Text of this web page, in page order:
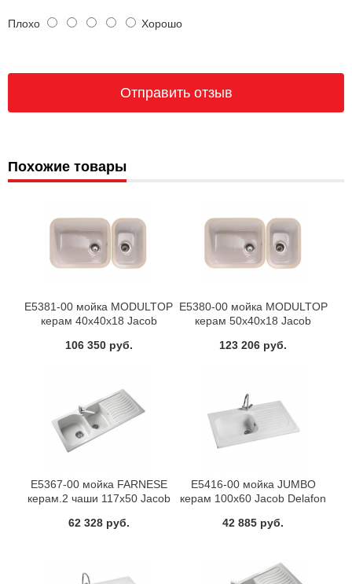
Плохо Хорошо
Похожие товары
E5381-00 мойка MODULTOP
керам 40х40х18 Jacob
106 350 руб.
E5380-00 мойка MODULTOP
керам 50х40х18 Jacob
123 206 руб.
E5367-00 мойка FARNESE
керам.2 чаши 117х50 Jacob
62 328 руб.
E5416-00 мойка JUMBO
керам 100х60 Jacob Delafon
42 885 руб.